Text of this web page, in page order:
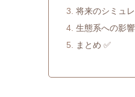
将来のシミュ
生態系への影
まとめ ✅